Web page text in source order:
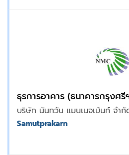
ธุรการอาคาร (ธนาคารกรุงศรี
บริษัท นันทวัน แมนเนจเม้นท์ จำกั
Samutprakarn